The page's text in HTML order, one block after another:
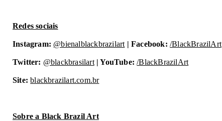
Redes sociais
Instagram: @bienalblackbrazilart | Facebook: /BlackBrazilArt
Twitter: @blackbrasilart | YouTube: /BlackBrazilArt
Site: blackbrazilart.com.br
Sobre a Black Brazil Art